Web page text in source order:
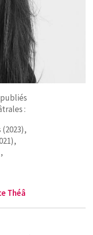
:
Théâ